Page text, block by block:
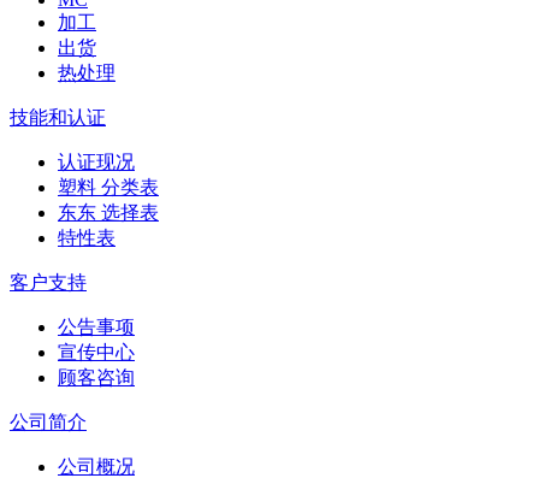
加工
出货
热处理
技能和认证
认证现况
塑料 分类表
东东 选择表
特性表
客户支持
公告事项
宣传中心
顾客咨询
公司简介
公司概况